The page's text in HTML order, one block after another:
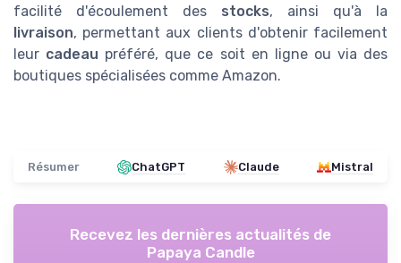
facilité d'écoulement des stocks, ainsi qu'à la
livraison, permettant aux clients d'obtenir facilement
leur cadeau préféré, que ce soit en ligne ou via des
boutiques spécialisées comme Amazon.
Résumer ChatGPT Claude Mistral
Recevez les dernières actualités de
Papaya Candle